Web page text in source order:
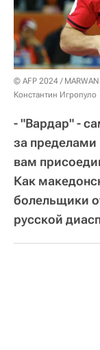
© AFP 2024 / MARWAN
Константин Игропуло
- "Вардар" -
за
вам
Как
болельщики
русской